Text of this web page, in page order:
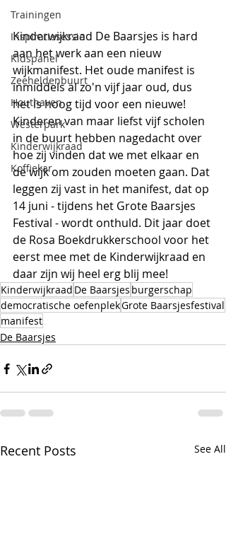
Trainingen
Inspiratiesessie
Kidspanel
Zeeheldenbuurt
Houthaven
Westerpark
Kinderwijkraad
Koffiekar
Kinderwijkraad De Baarsjes is hard
aan het werk aan een nieuw
wijkmanifest. Het oude manifest is
inmiddels al zo'n vijf jaar oud, dus
het is hoog tijd voor een nieuwe!
Kinderen van maar liefst vijf scholen
in de buurt hebben nagedacht over
hoe zij vinden dat we met elkaar en
de wijk om zouden moeten gaan. Dat
leggen zij vast in het manifest, dat op
14 juni - tijdens het Grote Baarsjes
Festival - wordt onthuld. Dit jaar doet
de Rosa Boekdrukkerschool voor het
eerst mee met de Kinderwijkraad en
daar zijn wij heel erg blij mee!
Kinderwijkraad De Baarsjes burgerschap
democratische oefenplekGrote Baarsjesfestival
manifest
De Baarsjes
Recent Posts See All